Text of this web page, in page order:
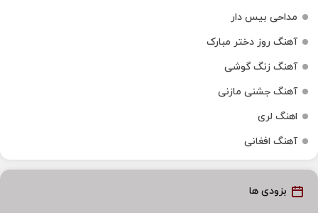
مداحی بیس دار
آهنگ روز دختر مبارک
آهنگ زنگ گوشی
آهنگ جشنی مازنی
اهنگ لری
آهنگ افغانی
بزودی ها